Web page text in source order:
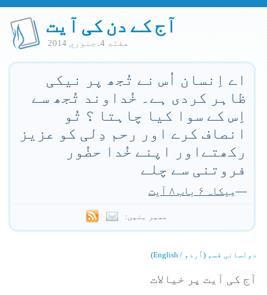
آج کے دن کی آیت
هفته 4. جنوري 2014
اے اِنسان اُس نے تُجھ پر نیکی
ظاہر کردی ہے۔ خُداوند تُجھ سے
اِس کے سوا کیا چاہتا ؟ تُو
انصاف کرے اور رحم دِلی کو عزیز
رکھتےاور اپنے خُدا حضُور
فروتنی سے چلے
—مِیکاہ ۶ باب ۸ آیت
ممبر بنیں:
دولسانی قسم (اُردو / English)
آج کی آیت پر خیالات